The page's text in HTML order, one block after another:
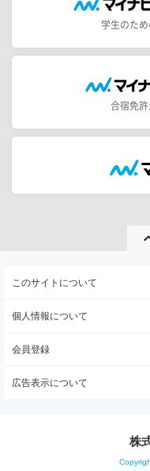
学生のた
合宿免
このサイトについて
個人情報について
会員登録
広告表示について
株